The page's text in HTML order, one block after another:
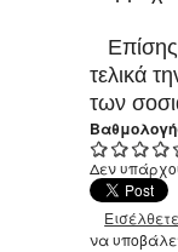
Επίσης
τελικά
των
Δεν
να